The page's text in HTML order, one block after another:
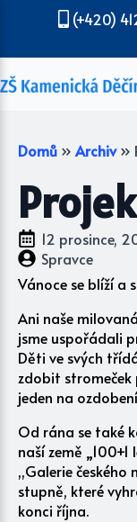
(+420)
Domů » Archiv »
12 prosince,
Spravce
Vánoce se blíží a
Ani naše
jsme uspořádali
Děti ve svých
zdobit stromeček
jeden na
Od rána se také
naší země
,,Galerie českého
stupně, které
konci října.